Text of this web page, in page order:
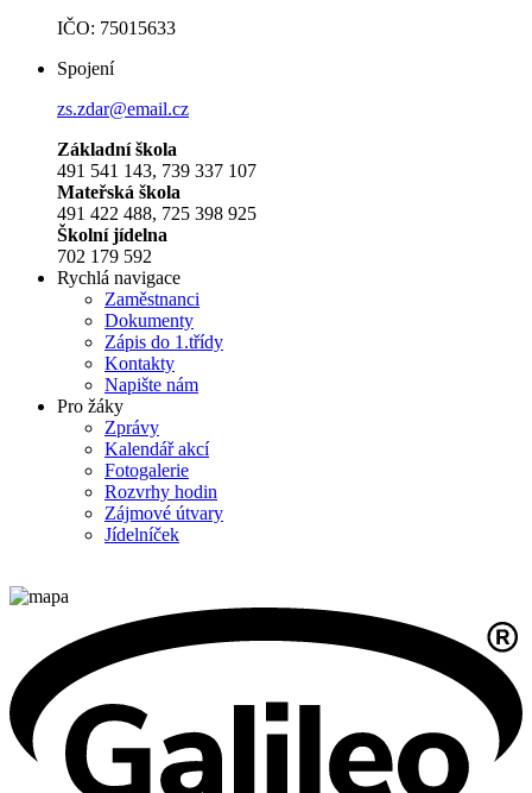
IČO: 75015633
Spojení
zs.zdar@email.cz
Základní škola
491 541 143, 739 337 107
Mateřská škola
491 422 488, 725 398 925
Školní jídelna
702 179 592
Rychlá navigace
Zaměstnanci
Dokumenty
Zápis do 1.třídy
Kontakty
Napište nám
Pro žáky
Zprávy
Kalendář akcí
Fotogalerie
Rozvrhy hodin
Zájmové útvary
Jídelníček